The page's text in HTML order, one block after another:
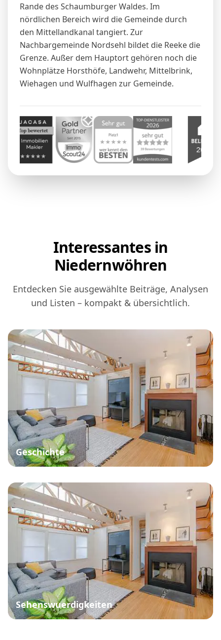
Rande des Schaumburger Waldes. Im
nördlichen Bereich wird die Gemeinde durch
den Mittellandkanal tangiert. Zur
Nachbargemeinde Nordsehl bildet die Reeke die
Grenze. Außer dem Hauptort gehören noch die
Wohnplätze Horsthöfe, Landwehr, Mittelbrink,
Wiehagen und Wulfhagen zur Gemeinde.
Interessantes in
Niedernwöhren
Entdecken Sie ausgewählte Beiträge, Analysen
und Listen – kompakt & übersichtlich.
Geschichte
Sehenswuerdigkeiten